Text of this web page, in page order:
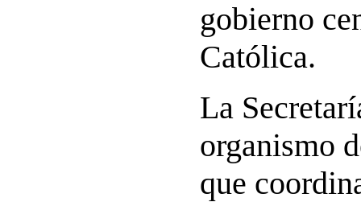
gobierno
Católica.
La
organismo
que